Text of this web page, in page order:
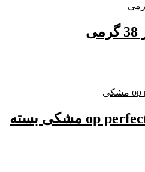
دستکش نیتریل op perfect مشکی بسته